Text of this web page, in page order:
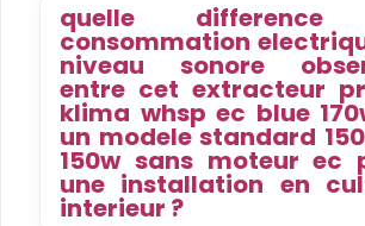
quelle
consommation
niveau sonore
entre cet extracteur
klima whsp ec blue
un modele standard
150w sans moteur ec
une installation en
interieur ?